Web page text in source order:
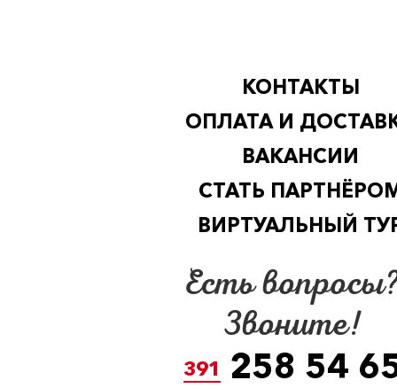
КОНТАКТЫ
ОПЛАТА И
ВАКАНСИИ
СТАТЬ
ВИРТУАЛЬНЫЙ
Есть
Звоните!
391 258 54